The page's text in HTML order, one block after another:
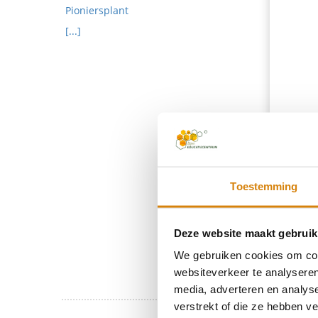
Toestemming
Deze website maakt
We gebruiken cookies om
websiteverkeer te
media, adverteren en
verstrekt of die ze hebben
Pioniersplant
[...]